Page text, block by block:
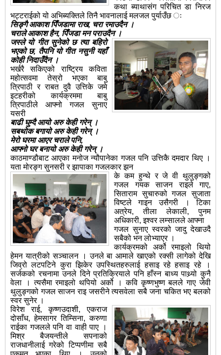
कथा ब्याथासंग परिचित डा निरज
भट्टराईको यो अभिब्यक्तिले तिनै भावनालाई मलजल पुर्याउँछ ः
सिङ्गै आकाश पिँजडामा राख, चरा रमाउदैन ।
चराले आकाश हैन, पिँजडा मन पराउदैन ।
जस्ले यो गीत सुनेको छ त्या बहिरो
भएको छ, तैपनि यो गीत नसुनी यहाँ
कोही निदाउँदैन ।
भर्खरै सकिएको राष्ट्रिय कविता
महोत्सवमा तेस्रो भएका बाबु
त्रिपाठी र राबत दुवै उत्तिके जमे
इटहरीको कार्यक्रममा बाबु
त्रिपाठीले आफ्नो गजल सुनाए
यसरी
बाढी घुम्दै आयो अरु केही गरेन् ।
सबथोक बगायो अरु केही गरेन् ।
मेरो घरमा आएर चराले पनि,
आफ्नो घर बनायो अरु केही गरेन् ।
काठमाण्डौबाट आएका मनोज न्यौपानेका गजल पनि उत्तिकै दमदार थिए ।
यता मोरङ्ग सुनसरी र झापाका गजलकार झन
के कम हुन्थे र जे वी थुलुङ्गको
गजल गयक साजन राइले गाए,
सिताराम सुचारुको गजल सुजाता
विष्टले गाइन उसैगरी । टिका
अत्रेय, तीला लेकाली, पुनम
अधिकारी, इश्वर लम्सालले आफ्ना
गजल सुनाए स्वरको जादु देखाउदै
सबैको भन लोभ्याएर ।
कार्यक्रमको अर्को रमाइलो थियो
हेमन यात्रीको सञ्चालन । उनले बा आमाले खाएको रक्सी लागेको देखि
जिव्रो लटपटिने कुरा झिकेर उपस्थितहरुलाई हसाइ रहे हसाइ रहे ।
सर्जकको रचनामा उनले दिने प्रतिक्रियाले पनि हाँस्न बाध्य पाथ्र्यो कुनै
वेला । त्यसैमा रमाइलो थपियो अर्को । कवि कृष्णभुष्ण बलले गाए जेवी
थुलुङ्गको गजल साजन राइ जसरीने त्यसवेला सबै जना चकित भए बलको
स्वर सुनेर ।
विरेश राई, कृष्णउदाशी, एकराज
दोसाँध, हेमसागर तिम्सिना, करुणा
राईका गजलले पनि वा वाही पाए ।
मिश्र बैजयन्तीले सपनाको
राजधानीलाई गरेको टिप्पणीमा सबै